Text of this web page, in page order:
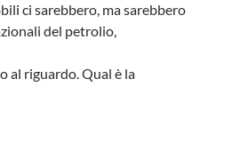
ci sarebbero, ma sarebbero
del petrolio,
al riguardo. Qual è la